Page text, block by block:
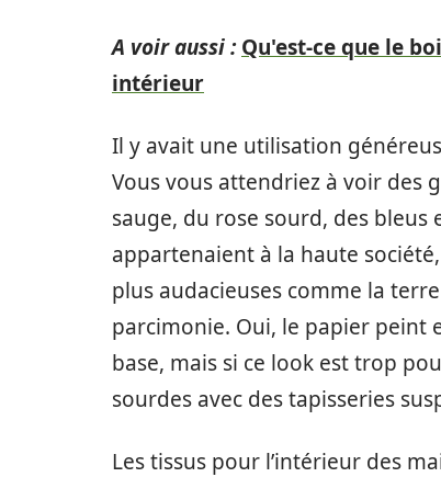
A voir aussi : Qu'est-ce que le
intérieur
Il y avait une utilisation
Vous vous attendriez à voir des
sauge, du rose sourd, des
appartenaient à la haute
plus audacieuses comme la
parcimonie. Oui, le papier peint
base, mais si ce look est trop
sourdes avec des tapisseries
Les tissus pour l’intérieur des